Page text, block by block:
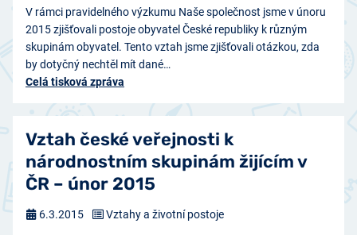
V rámci pravidelného výzkumu Naše společnost jsme v únoru
2015 zjišťovali postoje obyvatel České republiky k různým
skupinám obyvatel. Tento vztah jsme zjišťovali otázkou, zda
by dotyčný nechtěl mít dané…
Celá tisková zpráva
Vztah české veřejnosti k
národnostním skupinám žijícím v
ČR – únor 2015
6.3.2015 Vztahy a životní postoje